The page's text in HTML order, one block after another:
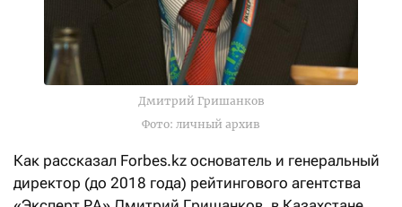
Дмитрий Гришанков
Фото: личный архив
Как рассказал Forbes.kz основатель и генеральный
директор (до 2018 года) рейтингового агентства